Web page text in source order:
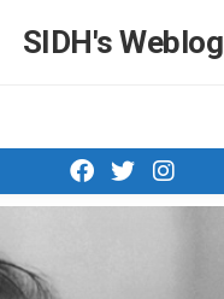
SIDH′s Weblog